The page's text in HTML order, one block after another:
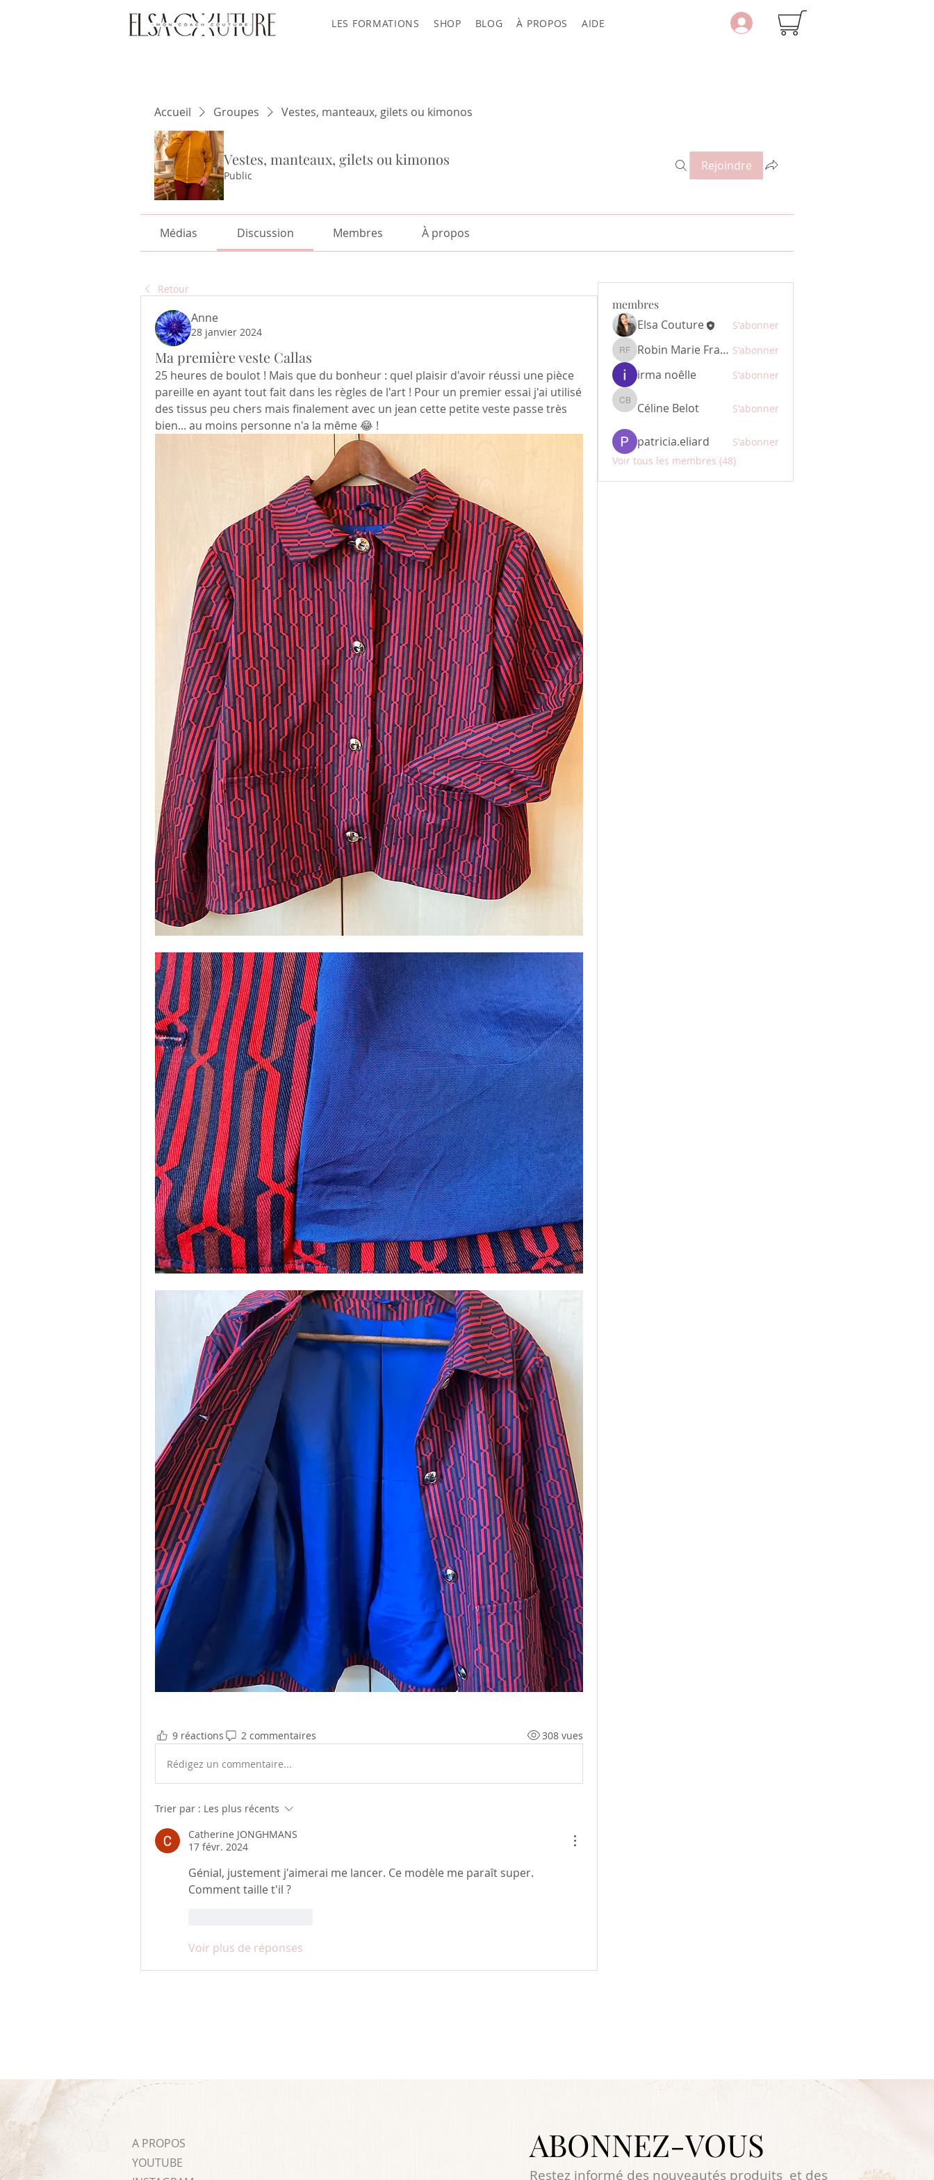
LES FORMATIONS SHOP BLOG À PROPOS AIDE
Accueil Groupes Vestes, manteaux, gilets ou kimonos
Vestes, manteaux, gilets ou kimonos
Public
Rejoindre
Médias Discussion Membres À propos
Retour
Anne
28 janvier 2024
Ma première veste Callas
25 heures de boulot ! Mais que du bonheur : quel plaisir d'avoir réussi une pièce
pareille en ayant tout fait dans les règles de l'art ! Pour un premier essai j'ai utilisé
des tissus peu chers mais finalement avec un jean cette petite veste passe très
bien... au moins personne n'a la même 😂 !
9 réactions 2 commentaires 308 vues
Rédigez un commentaire...
Trier par : Les plus récents
Catherine JONGHMANS
17 févr. 2024
Génial, justement j'aimerai me lancer. Ce modèle me paraît super.
Comment taille t'il ?
Voir plus de réponses
membres
Elsa Couture S'abonner
Robin Marie Françoise Robin Marie Françoise S'abonner
irma noêlle S'abonner
Céline Belot
Céline Belot S'abonner
patricia.eliard
S'abonner
Voir tous les membres (48)
A PROPOS
YOUTUBE
ABONNEZ-VOUS
Restez informé des nouveautés produits et des